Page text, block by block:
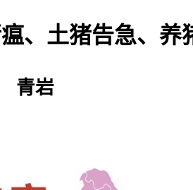
、土猪告急、养
青岩